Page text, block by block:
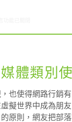
體類別
也使得網路行銷
擬世界中成為朋
原則，網友把部